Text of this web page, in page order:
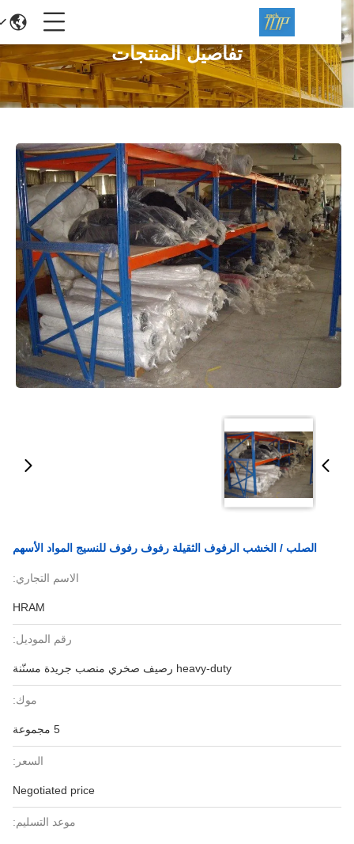
تفاصيل المنتجات
الصلب / الخشب الرفوف الثقيلة رفوف رفوف للنسيج المواد الأسهم
الاسم التجاري:
HRAM
رقم الموديل:
heavy-duty رصيف صخري منصب جريدة مسنّنة
موك:
5 مجموعة
السعر:
Negotiated price
موعد التسليم: